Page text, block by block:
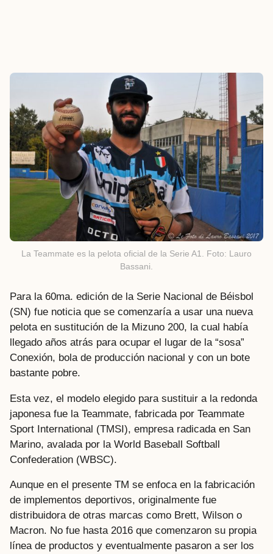
La Teammate es la pelota oficial de la Serie A1. Foto: Lauro
Bassani.
Para la 60ma. edición de la Serie Nacional de Béisbol
(SN) fue noticia que se comenzaría a usar una nueva
pelota en sustitución de la Mizuno 200, la cual había
llegado años atrás para ocupar el lugar de la “sosa”
Conexión, bola de producción nacional y con un bote
bastante pobre.
Esta vez, el modelo elegido para sustituir a la redonda
japonesa fue la Teammate, fabricada por Teammate
Sport International (TMSI), empresa radicada en San
Marino, avalada por la World Baseball Softball
Confederation (WBSC).
Aunque en el presente TM se enfoca en la fabricación
de implementos deportivos, originalmente fue
distribuidora de otras marcas como Brett, Wilson o
Macron. No fue hasta 2016 que comenzaron su propia
línea de productos y eventualmente pasaron a ser los